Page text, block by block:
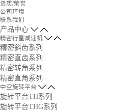
资质/荣誉
公司环境
联系我们
产品中心
精密行星减速机
精密斜齿系列
精密直齿系列
精密转角系列
精密直角系列
中空旋转平台
旋转平台TH系列
旋转平台THG系列